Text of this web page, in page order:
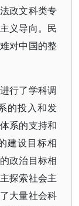
政文科类专
义导向。民
对中国的整
行了学科调
的投入和发
系的支持和
建设目标相
政治目标相
探索社会主
大量社会科